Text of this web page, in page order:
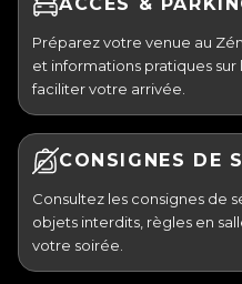
Préparez votre venue au
et informations pratiques
faciliter votre arrivée.
CONSIGNES DE
Consultez les consignes de
objets interdits, règles en
votre soirée.